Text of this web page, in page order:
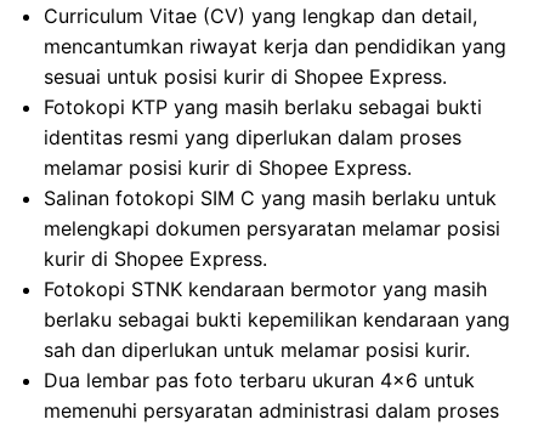
Curriculum Vitae (CV) yang lengkap dan detail,
mencantumkan riwayat kerja dan pendidikan yang
sesuai untuk posisi kurir di Shopee Express.
Fotokopi KTP yang masih berlaku sebagai bukti
identitas resmi yang diperlukan dalam proses
melamar posisi kurir di Shopee Express.
Salinan fotokopi SIM C yang masih berlaku untuk
melengkapi dokumen persyaratan melamar posisi
kurir di Shopee Express.
Fotokopi STNK kendaraan bermotor yang masih
berlaku sebagai bukti kepemilikan kendaraan yang
sah dan diperlukan untuk melamar posisi kurir.
Dua lembar pas foto terbaru ukuran 4×6 untuk
memenuhi persyaratan administrasi dalam proses